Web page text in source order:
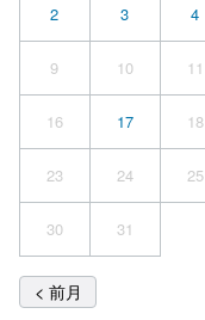
2 3 4
9 10 11
16 17 18
23 24 25
30 31
< 前月